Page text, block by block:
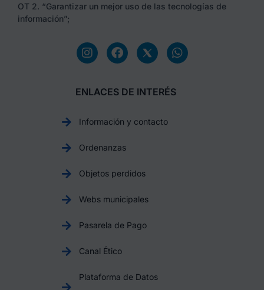
OT 2. “Garantizar un mejor uso de las tecnologías de
información”;
ENLACES DE INTERÉS
Información y contacto
Ordenanzas
Objetos perdidos
Webs municipales
Pasarela de Pago
Canal Ético
Plataforma de Datos